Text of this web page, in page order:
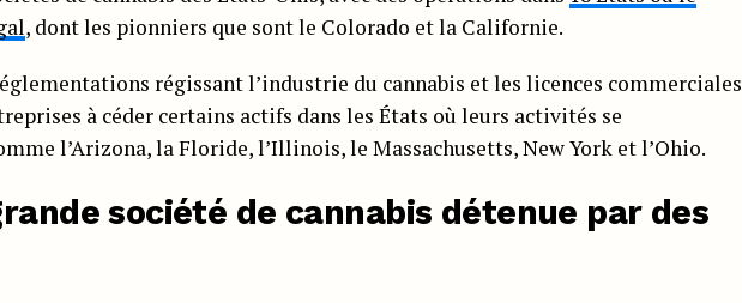
, dont les pionniers que sont le Colorado et la Californie.
régissant l’industrie du cannabis et les licences commerciales
à céder certains actifs dans les États où leurs activités se
l’Arizona, la Floride, l’Illinois, le Massachusetts, New York et l’Ohio.
société de cannabis détenue par des